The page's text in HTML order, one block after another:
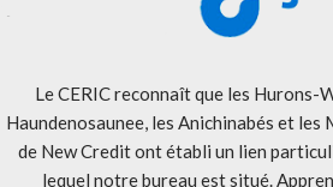
Le CERIC reconnaît que les Hurons-
Haundenosaunee, les Anichinabés et les
de New Credit ont établi un lien
lequel notre bureau est situé.